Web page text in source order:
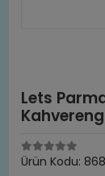
Lets
Ürün Kodu: